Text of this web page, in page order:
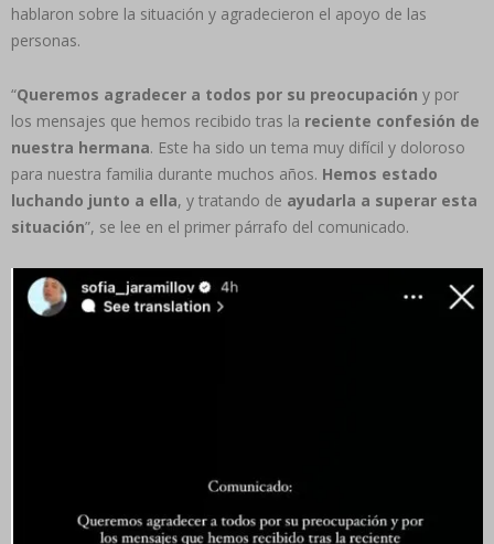
hablaron sobre la situación y agradecieron el apoyo de las
personas.
“Queremos agradecer a todos por su preocupación y por
los mensajes que hemos recibido tras la reciente confesión de
nuestra hermana. Este ha sido un tema muy difícil y doloroso
para nuestra familia durante muchos años. Hemos estado
luchando junto a ella, y tratando de ayudarla a superar esta
situación”, se lee en el primer párrafo del comunicado.